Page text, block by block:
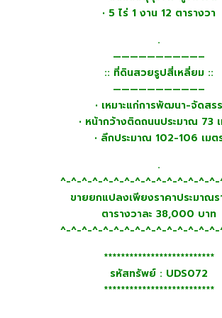
• 5 ไร่ 1 งาน 12 ตารางวา
.
——————————–
:: ที่ดินสวยรูปสี่เหลี่ยม ::
——————————–
• เหมาะแก่การพัฒนา-จัดสรร
• หน้ากว้างติดถนนประมาณ 73
• ลึกประมาณ 102-106 เมต
.
^-^-^-^-^-^-^-^-^-^-^-^-^-^-
ขายยกแปลงเพียงราคาประมาณร
ตารางวาละ 38,000 บาท
^-^-^-^-^-^-^-^-^-^-^-^-^-^-
**************************
รหัสทรัพย์ : UDS072
**************************